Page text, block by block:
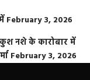
February 3, 2026
नशे के कारोबार में
February 3, 2026